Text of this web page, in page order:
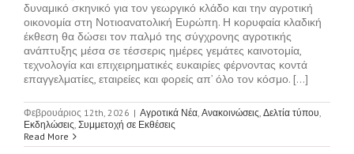
δυναμικό σκηνικό για τον γεωργικό κλάδο και την αγροτική
οικονομία στη Νοτιοανατολική Ευρώπη. Η κορυφαία κλαδική
έκθεση θα δώσει τον παλμό της σύγχρονης αγροτικής
ανάπτυξης μέσα σε τέσσερις ημέρες γεμάτες καινοτομία,
τεχνολογία και επιχειρηματικές ευκαιρίες φέρνοντας κοντά
επαγγελματίες, εταιρείες και φορείς απ’ όλο τον κόσμο. [...]
Φεβρουάριος 12th, 2026 | Αγροτικά Νέα Ανακοινώσεις Δελτία τύπου
Εκδηλώσεις Συμμετοχή σε Εκθέσεις
Read More